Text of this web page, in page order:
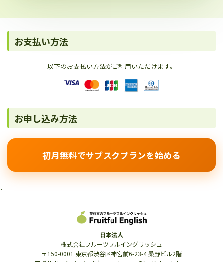
お支払い方法
以下のお支払い方法がご利用いただけます。
お申し込み方法
初月無料でサブスクプランを始める
`
日本法人
株式会社フルーツフルイングリッシュ
〒150-0001 東京都渋谷区神宮前6-23-4 桑野ビル2階